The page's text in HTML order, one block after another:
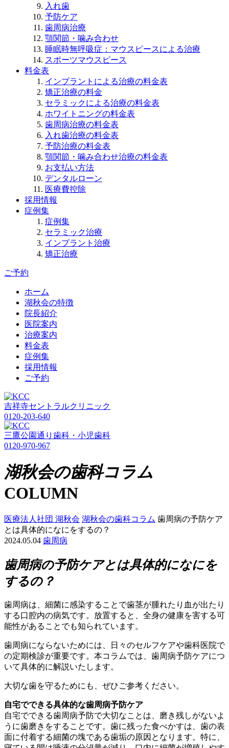
入れ歯
予防ケア
歯周病治療
顎関節・噛み合わせ
睡眠時無呼吸症：マウスピースによる治療
スポーツマウスピース
料金表
インプラントによる治療の料金表
矯正治療の料金
セラミックによる治療の料金表
ホワイトニングの料金表
歯周病治療の料金表
入れ歯治療の料金表
予防治療の料金表
顎関節・噛み合わせ治療の料金表
お支払い方法
デンタルローン
医療費控除
採用情報
症例集
症例集
セラミック治療
インプラント治療
矯正治療
ご予約
ホーム
湖秋会の特徴
院長紹介
医院案内
治療案内
料金表
症例集
採用情報
ご予約
吉祥寺セントラルクリニック
0120-203-640
三鷹公園通り歯科・小児歯科
0120-970-967
湖秋会の歯科コラム
COLUMN
医療法人社団 湖秋会 湖秋会の歯科コラム 歯周病の予防ケア
とは具体的になにをするの？
2024.05.04 歯周病
歯周病の予防ケアとは具体的になにを
するの？
歯周病は、細菌に感染することで歯茎が腫れたり血が出たり
する口腔内の病気です。放置すると、全身の健康を害する可
能性があることでも知られています。
歯周病にならないためには、日々のセルフケアや歯科医院で
の定期検診が重要です。本コラムでは、歯周病予防ケアにつ
いて具体的に解説いたします。
大切な歯を守るためにも、ぜひご参考ください。
自宅でできる具体的な歯周病予防ケア
自宅でできる歯周病予防で大切なことは、磨き残しがないよ
うに歯磨きをすることです。歯に残った食べかすは、歯の表
面に付着する細菌の塊である歯垢の原因となります。特に、